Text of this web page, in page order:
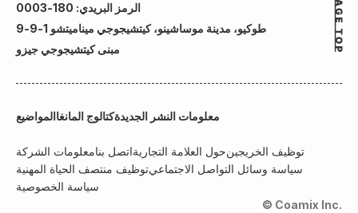
الرمز البريدي: 180-0003
طوكيو، مدينة موساشينو، كيتشيجوجي ميناميتشو 1-9-9
مبنى كيتشيجوجي جيزو
المواضيعكتالوج المانغامعلومات النشر الجديدة
معلومات الشركةاتصل بناحول العلامة التجاريةتوظيف الخريجين
توظيف منتصف الحياة المهنيةسياسة وسائل التواصل الاجتماعي
سياسة الخصوصية
© Coamix Inc.